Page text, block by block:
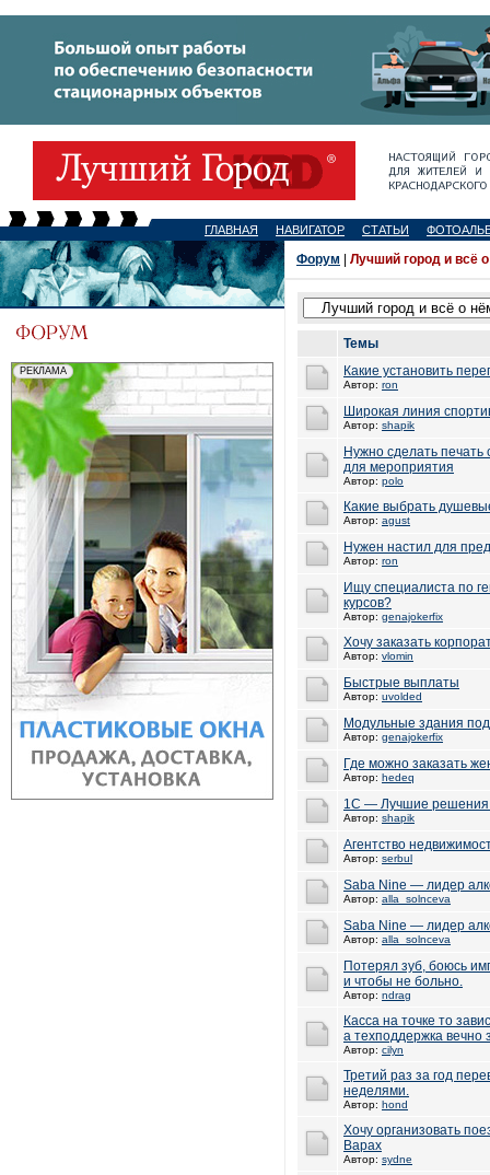
ГЛАВНАЯ НАВИГАТОР СТАТЬИ
Форум Лучший город и всё
Темы
Какие установить
Автор: ron
Широкая линия
Автор: shapik
Нужно сделать печать
для мероприятия
Автор: polo
Какие выбрать
Автор: agust
Нужен настил для
Автор: ron
Ищу специалиста по
курсов?
Автор: genajokerfix
Хочу заказать
Автор: vlomin
Быстрые выплаты
Автор: uvolded
Модульные здания
Автор: genajokerfix
Где можно заказать
Автор: hedeq
1С — Лучшие решения
Автор: shapik
Агентство
Автор: serbul
Saba Nine — лидер
Автор: alla_solnceva
Saba Nine — лидер
Автор: alla_solnceva
Потерял зуб, боюсь
и чтобы не больно.
Автор: ndrag
Касса на точке то
а техподдержка вечно
Автор: cilyn
Третий раз за год
неделями.
Автор: hond
Хочу организовать
Варах
Автор: sydne